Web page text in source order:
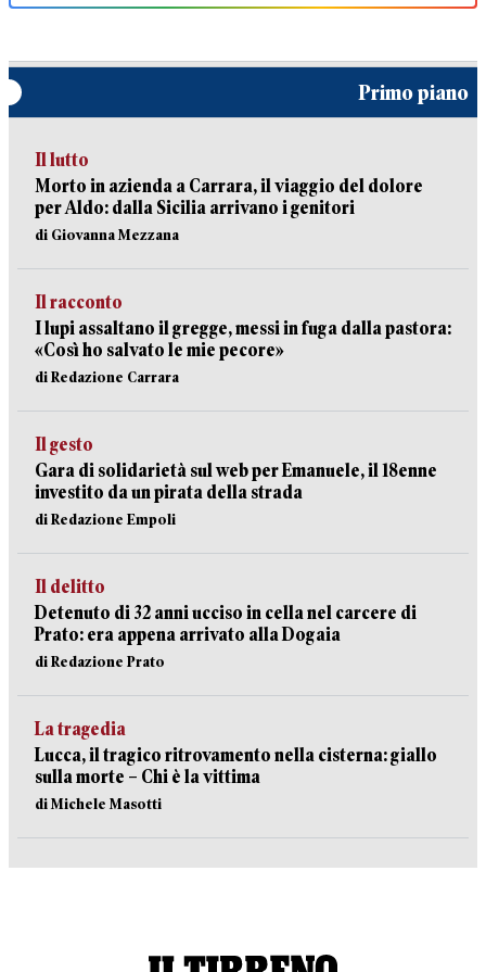
Primo piano
Il lutto
Morto in azienda a Carrara, il viaggio del dolore
per Aldo: dalla Sicilia arrivano i genitori
di Giovanna Mezzana
Il racconto
I lupi assaltano il gregge, messi in fuga dalla pastora:
«Così ho salvato le mie pecore»
di Redazione Carrara
Il gesto
Gara di solidarietà sul web per Emanuele, il 18enne
investito da un pirata della strada
di Redazione Empoli
Il delitto
Detenuto di 32 anni ucciso in cella nel carcere di
Prato: era appena arrivato alla Dogaia
di Redazione Prato
La tragedia
Lucca, il tragico ritrovamento nella cisterna: giallo
sulla morte – Chi è la vittima
di Michele Masotti